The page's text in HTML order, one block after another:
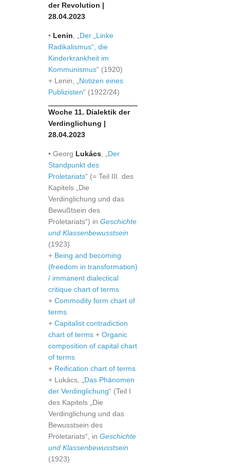
der Revolution |
28.04.2023
• Lenin
Der „Linke
Radikalismus“, die
Kinderkrankheit im
Kommunismus“ (1920)
+ Lenin, „ Notizen eines
Publizisten“ (1922/24)
Woche 11. Dialektik der
Verdinglichung |
28.04.2023
• Georg Lukács
Der
Standpunkt des
Proletariats“ (= Teil III. des
Kapitels „Die
Verdinglichung und das
Bewußtsein des
Proletariats“) in Geschichte
und Klassenbewusstsein
(1923)
+ Being and becoming
(freedom in transformation)
/ immanent dialectical
critique chart of terms
+ Commodity form chart of
terms
+ Capitalist contradiction
chart of terms + Organic
composition of capital chart
of terms
+ Reification chart of terms
+ Lukács, „ Das Phänomen
der Verdinglichung“ (Teil I
des Kapitels „Die
Verdinglichung und das
Bewusstsein des
Proletariats“, in Geschichte
und Klassenbewusstsein
(1923)